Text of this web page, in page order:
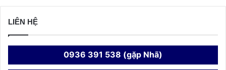
LIÊN HỆ
0936 391 538 (gặp Nhã)